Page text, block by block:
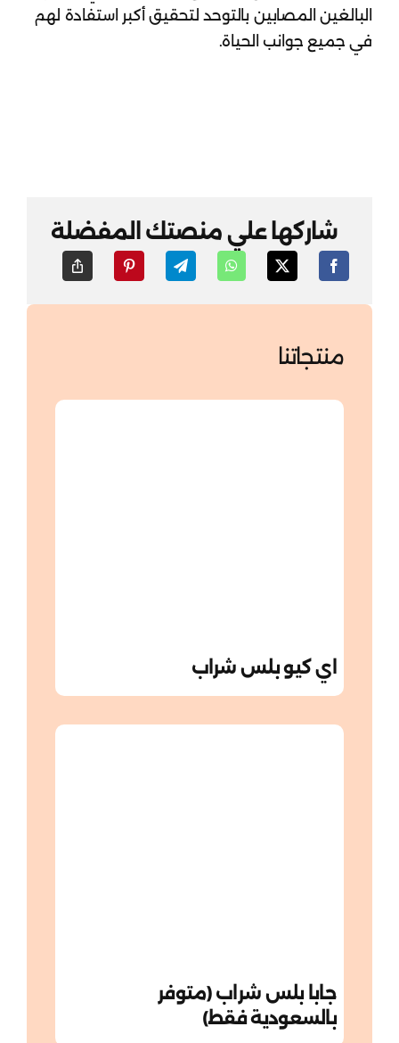
البالغين المصابين بالتوحد لتحقيق أكبر استفادة لهم
في جميع جوانب الحياة.
شاركها علي منصتك المفضلة
منتجاتنا
اي كيو بلس شراب
جابا بلس شراب (متوفر
بالسعودية فقط)